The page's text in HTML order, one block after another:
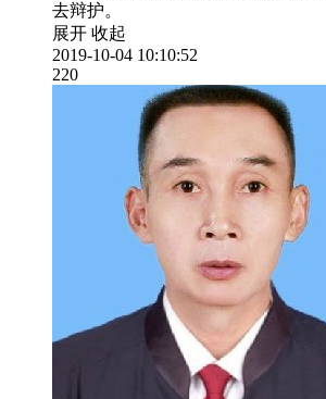
去辩护。
展开 收起
2019-10-04 10:10:52
220